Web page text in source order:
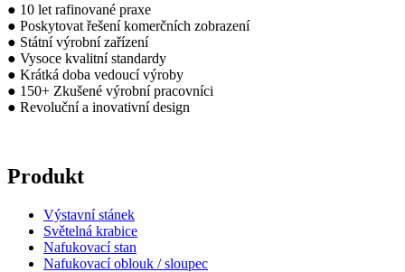
● 10 let rafinované praxe
● Poskytovat řešení komerčních zobrazení
● Státní výrobní zařízení
● Vysoce kvalitní standardy
● Krátká doba vedoucí výroby
● 150+ Zkušené výrobní pracovníci
● Revoluční a inovativní design
Produkt
Výstavní stánek
Světelná krabice
Nafukovací stan
Nafukovací oblouk / sloupec